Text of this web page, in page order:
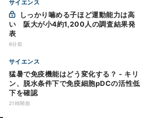
サイエンス
い 阪大が小4約1,200人の調査結果発
表
6分前
サイエンス
猛暑で免疫機能はどう変化する？ - キリ
ン、脱水条件下で免疫細胞pDCの活性低
下を確認
21時間前